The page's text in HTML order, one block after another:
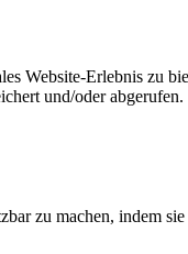
Website-Erlebnis zu
und/oder abgerufen.
zu machen, indem